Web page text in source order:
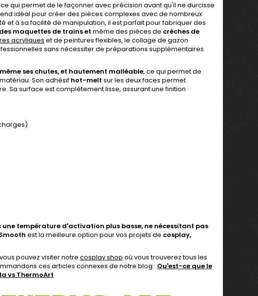
ce qui permet de le façonner avec précision avant qu'il ne durcisse
idéal pour créer des pièces complexes avec de nombreux
et à sa facilité de manipulation, il est parfait pour fabriquer des
maquettes de trains et même des pièces de crèches de
acryliques et de peintures flexibles, le collage de gazon
sans nécessiter de préparations supplémentaires
ses chutes, et hautement malléable, ce qui permet de
Son adhésif hot-melt sur les deux faces permet
Sa surface est complètement lisse, assurant une finition
température d'activation plus basse, ne nécessitant pas
est la meilleure option pour vos projets de cosplay,
pouvez visiter notre cosplay shop où vous trouverez tous les
ces articles connexes de notre blog : Qu'est-ce que le
vs ThermoArt